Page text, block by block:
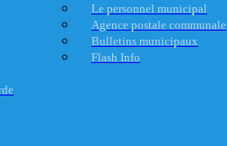
Le personnel municipal
Agence postale communale
Bulletins municipaux
Flash Info